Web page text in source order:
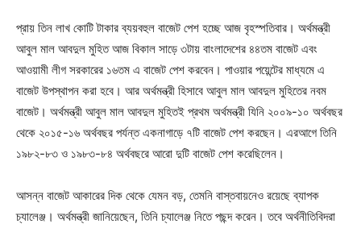
প্রায় তিন লাখ কোটি টাকার ব্যয়বহুল বাজেট পেশ হচ্ছে আজ বৃহস্পতিবার। অর্থমন্ত্রী
আবুল মাল আবদুল মুহিত আজ বিকাল সাড়ে ৩টায় বাংলাদেশের ৪৪তম বাজেট এবং
আওয়ামী লীগ সরকারের ১৬তম এ বাজেট পেশ করবেন। পাওয়ার পয়েন্টের মাধ্যমে এ
বাজেট উপস্থাপন করা হবে। আর অর্থমন্ত্রী হিসাবে আবুল মাল আবদুল মুহিতের নবম
বাজেট। অর্থমন্ত্রী আবুল মাল আবদুল মুহিতই প্রথম অর্থমন্ত্রী যিনি ২০০৯-১০ অর্থবছর
থেকে ২০১৫-১৬ অর্থবছর পর্যন্ত একনাগাড়ে ৭টি বাজেট পেশ করছেন। এরআগে তিনি
১৯৮২-৮৩ ও ১৯৮৩-৮৪ অর্থবছরে আরো দুটি বাজেট পেশ করেছিলেন।
আসন্ন বাজেট আকারের দিক থেকে যেমন বড়, তেমনি বাস্তবায়নেও রয়েছে ব্যাপক
চ্যালেঞ্জ। অর্থমন্ত্রী জানিয়েছেন, তিনি চ্যালেঞ্জ নিতে পছন্দ করেন। তবে অর্থনীতিবিদরা